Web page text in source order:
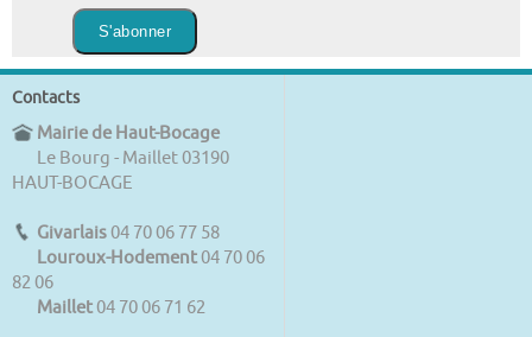
Contacts
Mairie de Haut-Bocage
Le Bourg - Maillet 03190
HAUT-BOCAGE
Givarlais 04 70 06 77 58
Louroux-Hodement 04 70 06
82 06
Maillet 04 70 06 71 62